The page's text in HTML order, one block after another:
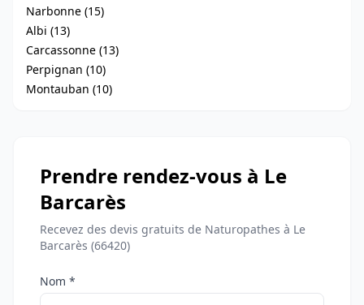
Narbonne (15)
Albi (13)
Carcassonne (13)
Perpignan (10)
Montauban (10)
Prendre rendez-vous à Le
Barcarès
Recevez des devis gratuits de Naturopathes à Le
Barcarès (66420)
Nom *